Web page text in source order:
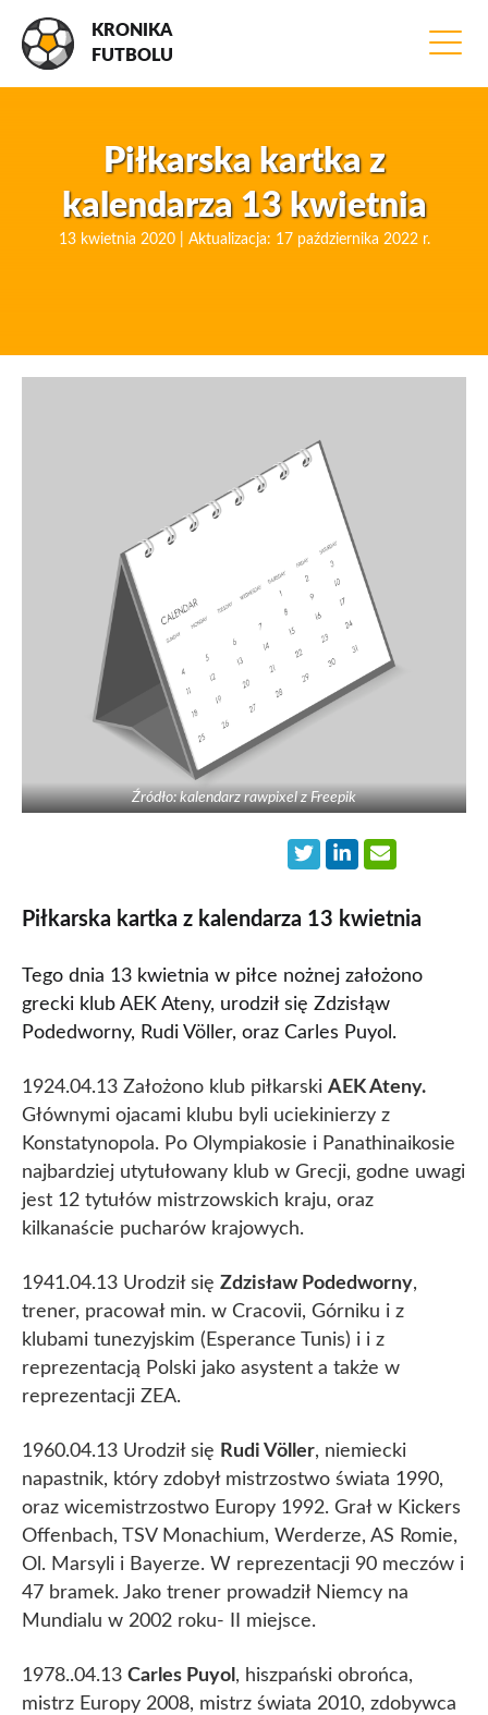
KRONIKA
FUTBOLU
Piłkarska kartka z
kalendarza 13 kwietnia
13 kwietnia 2020 | Aktualizacja: 17 października 2022 r.
Źródło: kalendarz rawpixel z Freepik
Piłkarska kartka z kalendarza 13 kwietnia
Tego dnia 13 kwietnia w piłce nożnej założono
grecki klub AEK Ateny, urodził się Zdzisłąw
Podedworny, Rudi Völler, oraz Carles Puyol.
1924.04.13 Założono klub piłkarski AEK Ateny.
Głównymi ojacami klubu byli uciekinierzy z
Konstatynopola. Po Olympiakosie i Panathinaikosie
najbardziej utytułowany klub w Grecji, godne uwagi
jest 12 tytułów mistrzowskich kraju, oraz
kilkanaście pucharów krajowych.
1941.04.13 Urodził się Zdzisław Podedworny,
trener, pracował min. w Cracovii, Górniku i z
klubami tunezyjskim (Esperance Tunis) i i z
reprezentacją Polski jako asystent a także w
reprezentacji ZEA.
1960.04.13 Urodził się Rudi Völler, niemiecki
napastnik, który zdobył mistrzostwo świata 1990,
oraz wicemistrzostwo Europy 1992. Grał w Kickers
Offenbach, TSV Monachium, Werderze, AS Romie,
Ol. Marsyli i Bayerze. W reprezentacji 90 meczów i
47 bramek. Jako trener prowadził Niemcy na
Mundialu w 2002 roku- II miejsce.
1978..04.13 Carles Puyol , hiszpański obrońca,
mistrz Europy 2008, mistrz świata 2010, zdobywca